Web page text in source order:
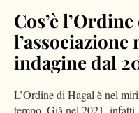
Cos’è
l’associazione
indagine dal
L’Ordine di Hagal è nel